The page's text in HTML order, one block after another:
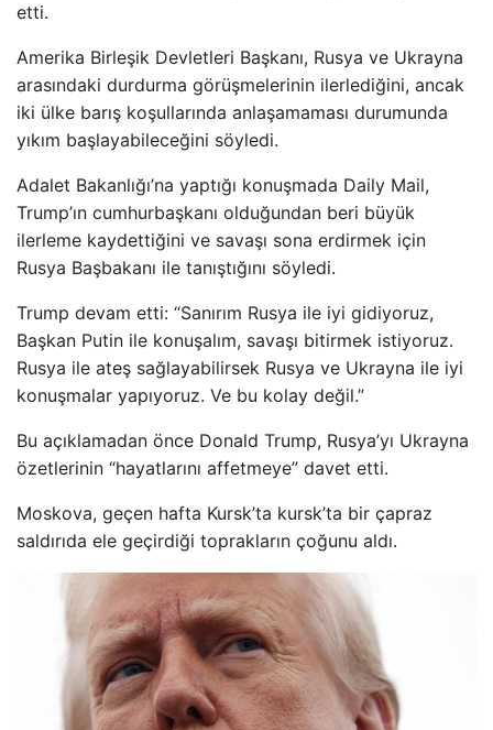
etti.
Amerika Birleşik Devletleri Başkanı, Rusya ve Ukrayna
arasındaki durdurma görüşmelerinin ilerlediğini, ancak
iki ülke barış koşullarında anlaşamaması durumunda
yıkım başlayabileceğini söyledi.
Adalet Bakanlığı’na yaptığı konuşmada Daily Mail,
Trump’ın cumhurbaşkanı olduğundan beri büyük
ilerleme kaydettiğini ve savaşı sona erdirmek için
Rusya Başbakanı ile tanıştığını söyledi.
Trump devam etti: “Sanırım Rusya ile iyi gidiyoruz,
Başkan Putin ile konuşalım, savaşı bitirmek istiyoruz.
Rusya ile ateş sağlayabilirsek Rusya ve Ukrayna ile iyi
konuşmalar yapıyoruz. Ve bu kolay değil.”
Bu açıklamadan önce Donald Trump, Rusya’yı Ukrayna
özetlerinin “hayatlarını affetmeye” davet etti.
Moskova, geçen hafta Kursk’ta kursk’ta bir çapraz
saldırıda ele geçirdiği toprakların çoğunu aldı.